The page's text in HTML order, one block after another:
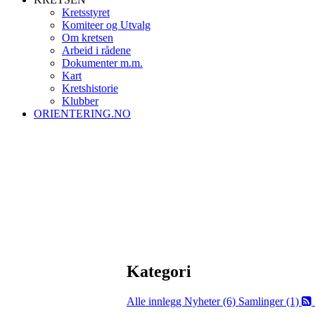
Kretsstyret
Komiteer og Utvalg
Om kretsen
Arbeid i rådene
Dokumenter m.m.
Kart
Kretshistorie
Klubber
ORIENTERING.NO
Kategori
Alle innlegg Nyheter (6) Samlinger (1)